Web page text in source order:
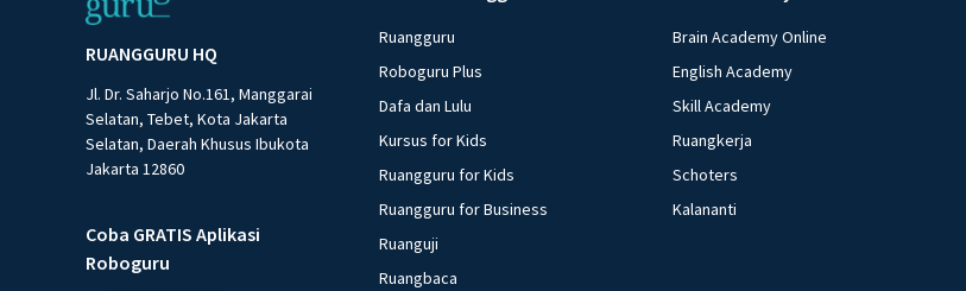
RUANGGURU HQ
Jl. Dr. Saharjo No.161, Manggarai
Selatan, Tebet, Kota Jakarta
Selatan, Daerah Khusus Ibukota
Jakarta 12860
Coba GRATIS Aplikasi
Roboguru
Ruangguru
Roboguru Plus
Dafa dan Lulu
Kursus for Kids
Ruangguru for Kids
Ruangguru for Business
Ruanguji
Ruangbaca
Brain Academy Online
English Academy
Skill Academy
Ruangkerja
Schoters
Kalananti